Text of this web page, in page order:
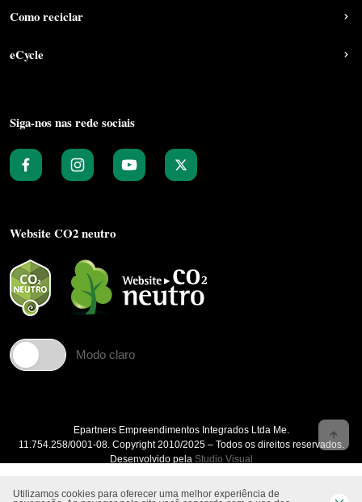
Como reciclar
eCycle
Siga-nos nas rede sociais
Website CO2 neutro
Modo claro
Epartners Empreendimentos Integrados Ltda Me.
11.754.258/0001‐08. Copyright 2010/2025 – Todos os direitos reservados.
Desenvolvido pela Studio Visual
Utilizamos cookies para oferecer uma melhor experiência de